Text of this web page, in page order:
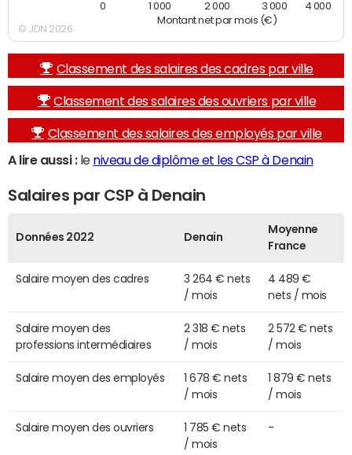
Montant net par mois (€)
0 1 000 2 000 3 000 4 000
© JDN 2026
Classement des salaires des cadres par ville
Classement des salaires des ouvriers par ville
Classement des salaires des employés par ville
A lire aussi :le niveau de diplôme et les CSP à Denain
Salaires par CSP à Denain
Données 2022 Denain
Moyenne
France
Salaire moyen des cadres
3 264 € nets
/ mois
4 489 €
nets / mois
Salaire moyen des
professions intermédiaires
2 318 € nets
/ mois
2 572 € nets
/ mois
Salaire moyen des employés
1 678 € nets
/ mois
1 879 € nets
/ mois
Salaire moyen des ouvriers
1 785 € nets
/ mois
-